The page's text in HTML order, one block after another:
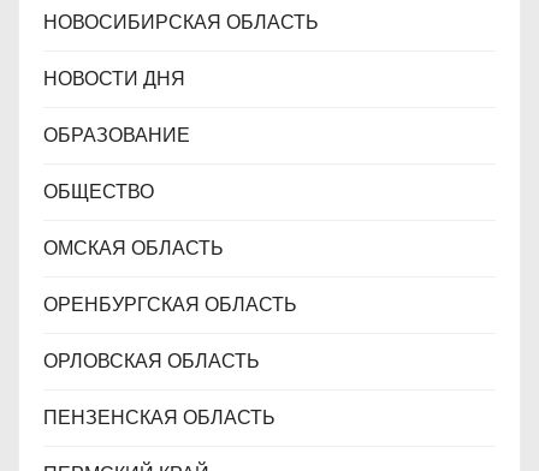
НОВОСИБИРСКАЯ ОБЛАСТЬ
НОВОСТИ ДНЯ
ОБРАЗОВАНИЕ
ОБЩЕСТВО
ОМСКАЯ ОБЛАСТЬ
ОРЕНБУРГСКАЯ ОБЛАСТЬ
ОРЛОВСКАЯ ОБЛАСТЬ
ПЕНЗЕНСКАЯ ОБЛАСТЬ